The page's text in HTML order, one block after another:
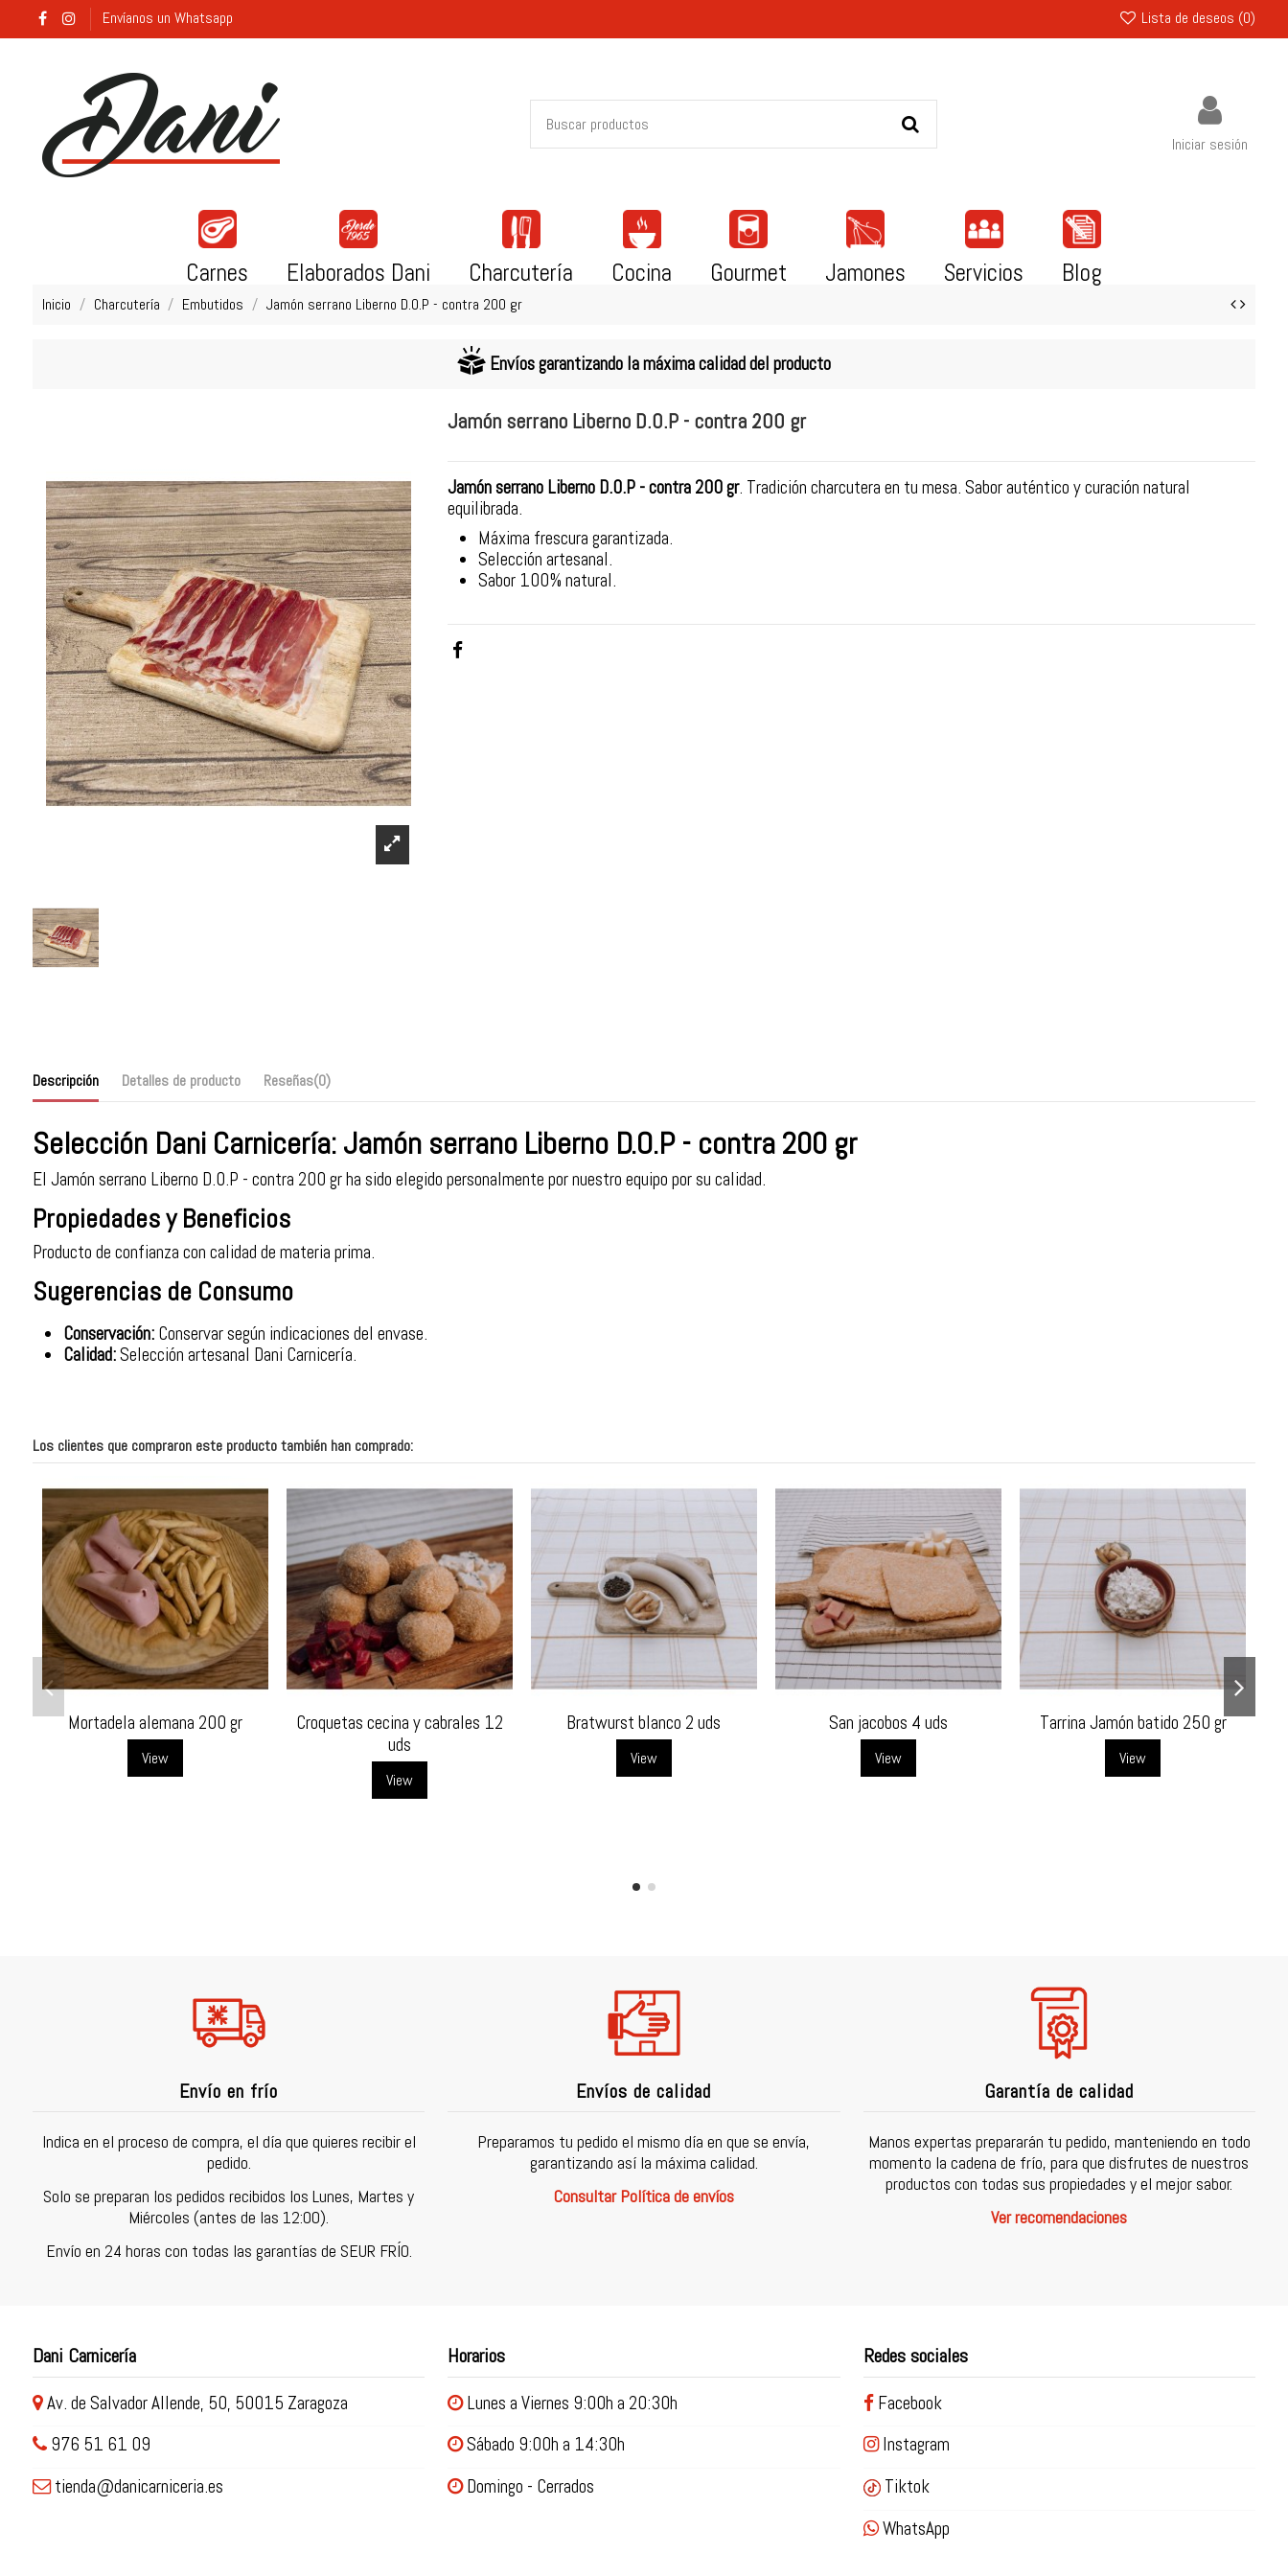
Envíanos un Whatsapp Lista de deseos (0)
Iniciar sesión
Carnes Elaborados Dani Charcutería Cocina Gourmet Jamones Servicios Blog
Inicio Charcutería Embutidos Jamón serrano Liberno D.O.P - contra 200 gr
Envíos garantizando la máxima calidad del producto
Jamón serrano Liberno D.O.P - contra 200 gr
Jamón serrano Liberno D.O.P - contra 200 gr. Tradición charcutera en tu mesa. Sabor auténtico y curación natural
equilibrada.
Máxima frescura garantizada.
Selección artesanal.
Sabor 100% natural.
Descripción Detalles de producto Reseñas(0)
Selección Dani Carnicería: Jamón serrano Liberno D.O.P - contra 200 gr
El Jamón serrano Liberno D.O.P - contra 200 gr ha sido elegido personalmente por nuestro equipo por su calidad.
Propiedades y Beneficios
Producto de confianza con calidad de materia prima.
Sugerencias de Consumo
Conservación: Conservar según indicaciones del envase.
Calidad:Selección artesanal Dani Carnicería.
Los clientes que compraron este producto también han comprado:
Mortadela alemana 200 gr
View
Croquetas cecina y cabrales 12
uds
View
Bratwurst blanco 2 uds
View
San jacobos 4 uds
View
Tarrina Jamón batido 250 gr
View
Envío en frío
Indica en el proceso de compra, el día que quieres recibir el
pedido.
Solo se preparan los pedidos recibidos los Lunes, Martes y
Miércoles (antes de las 12:00).
Envío en 24 horas con todas las garantías de SEUR FRÍO.
Envíos de calidad
Preparamos tu pedido el mismo día en que se envía,
garantizando así la máxima calidad.
Consultar Política de envíos
Garantía de calidad
Manos expertas prepararán tu pedido, manteniendo en todo
momento la cadena de frío, para que disfrutes de nuestros
productos con todas sus propiedades y el mejor sabor.
Ver recomendaciones
Dani Carnicería
Av. de Salvador Allende, 50, 50015 Zaragoza
976 51 61 09
tienda@danicarniceria.es
Horarios
Lunes a Viernes 9:00h a 20:30h
Sábado 9:00h a 14:30h
Domingo - Cerrados
Redes sociales
Facebook
Instagram
Tiktok
WhatsApp